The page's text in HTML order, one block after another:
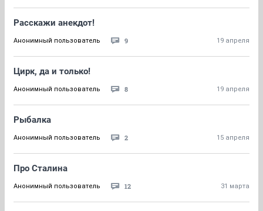
Расскажи анекдот!
Анонимный пользователь 9 19 апреля
Цирк, да и только!
Анонимный пользователь 8 19 апреля
Рыбалка
Анонимный пользователь 2 15 апреля
Про Сталина
Анонимный пользователь 12 31 марта